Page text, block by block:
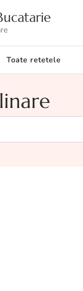
Toate retetele